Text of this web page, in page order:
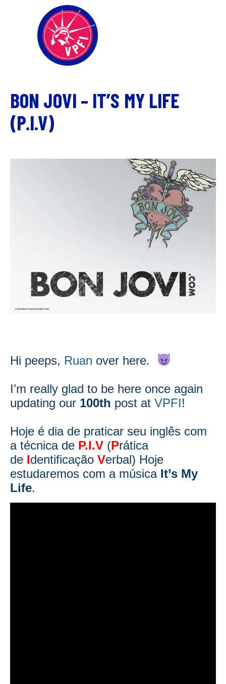
BON JOVI – IT’S MY LIFE
(P.I.V)
Hi peeps, Ruan over here.
I’m really glad to be here once again
updating our 100th post at VPFI!
Hoje é dia de praticar seu inglês com
a técnica de P.I.V (Prática
de Identificação Verbal) Hoje
estudaremos com a música It’s My
Life.